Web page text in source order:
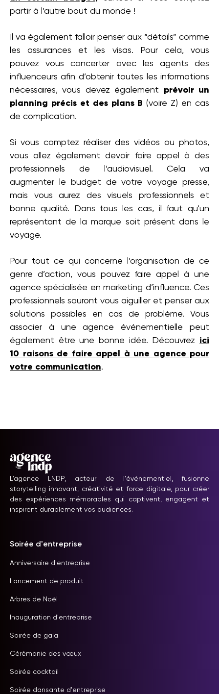
partir à l’autre bout du monde !
Il va également falloir penser aux “détails” comme
les assurances et les visas. Pour cela, vous
pouvez vous concerter avec les agents des
influenceurs afin d’obtenir toutes les informations
nécessaires, vous devez également prévoir un
planning précis et des plans B (voire Z) en cas
de complication.
Si vous comptez réaliser des vidéos ou photos,
vous allez également devoir faire appel à des
professionnels de l’audiovisuel. Cela va
augmenter le budget de votre voyage presse,
mais vous aurez des visuels professionnels et
bonne qualité. Dans tous les cas, il faut qu'un
représentant de la marque soit présent dans le
voyage.
Pour tout ce qui concerne l’organisation de ce
genre d’action, vous pouvez faire appel à une
agence spécialisée en marketing d’influence. Ces
professionnels sauront vous aiguiller et penser aux
solutions possibles en cas de problème. Vous
associer à une agence événementielle peut
également être une bonne idée. Découvrez ici
10 raisons de faire appel à une agence pour
votre communication.
L’agence LNDP, acteur de l'événementiel, fusionne
storytelling innovant, créativité et force digitale, pour créer
des expériences mémorables qui captivent, engagent et
inspirent durablement vos audiences.
Soirée d'entreprise
Anniversaire d'entreprise
Lancement de produit
Arbres de Noël
Inauguration d'entreprise
Soirée de gala
Cérémonie des vœux
Soirée cocktail
Soirée dansante d'entreprise